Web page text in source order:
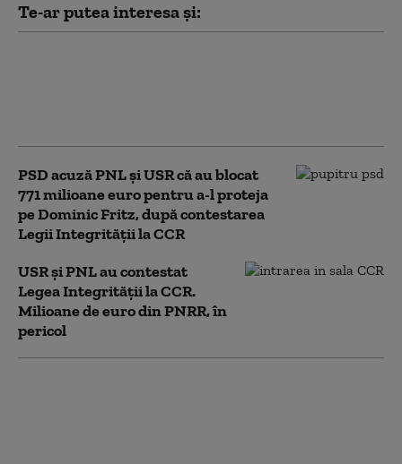
Te-ar putea interesa și:
PSD acuză PNL şi USR că au blocat
771 milioane euro pentru a-l proteja
pe Dominic Fritz, după contestarea
Legii Integrității la CCR
USR și PNL au contestat
Legea Integrității la CCR.
Milioane de euro din PNRR, în
pericol